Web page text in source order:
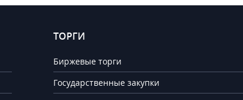
ТОРГИ
Биржевые торги
Государственные закупки